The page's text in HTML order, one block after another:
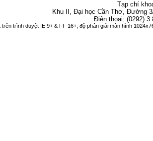
Tạp chí
Khu II, Đại học Cần Thơ, Đường
Điện thoại: (0292)
trình duyệt IE 9+ & FF 16+, độ phân giải màn hình